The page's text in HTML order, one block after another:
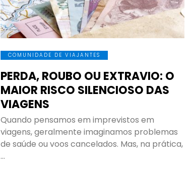
COMUNIDADE DE VIAJANTES
PERDA, ROUBO OU EXTRAVIO: O
MAIOR RISCO SILENCIOSO DAS
VIAGENS
Quando pensamos em imprevistos em
viagens, geralmente imaginamos problemas
de saúde ou voos cancelados. Mas, na prática,
…